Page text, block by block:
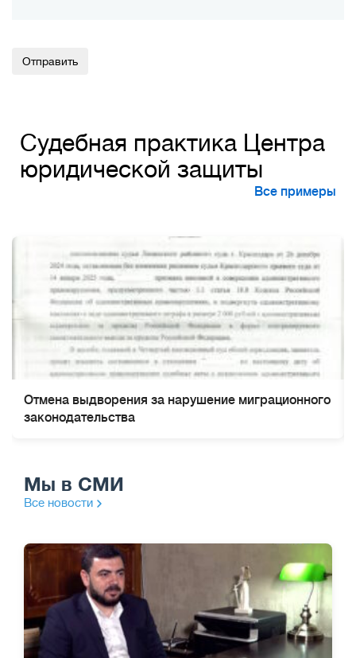
Судебная практика Центра
юридической защиты
Все примеры
Отмена выдворения за нарушение миграционного
законодательства
Мы в СМИ
Все новости